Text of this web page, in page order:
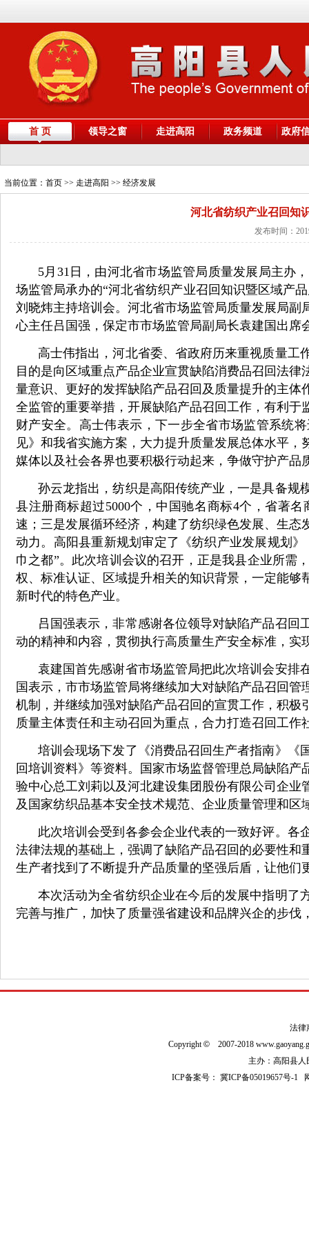
首 页 领导之窗 走进高阳 政务频道 政府
当前位置： 首页 >> 走进高阳 >> 经济发展
河北省纺织产业召回知
发布时间：
5月31日，由河北省市场监管局质量发展局主办
场监管局承办的“河北省纺织产业召回知识暨区域产
刘晓炜主持培训会。河北省市场监管局质量发展局
心主任吕国强，保定市市场监管局副局长袁建国出席
高士伟指出，河北省委、省政府历来重视质量工
目的是向区域重点产品企业宣贯缺陷消费品召回法
量意识、更好的发挥缺陷产品召回及质量提升的主
全监管的重要举措，开展缺陷产品召回工作，有利
财产安全。高士伟表示，下一步全省市场监管系统
见》和我省实施方案，大力提升质量发展总体水平
媒体以及社会各界也要积极行动起来，争做守护产
孙云龙指出，纺织是高阳传统产业，一是具备规
县注册商标超过5000个，中国驰名商标4个，省著
速；三是发展循环经济，构建了纺织绿色发展、生
动力。高阳县重新规划审定了《纺织产业发展规划
巾之都”。此次培训会议的召开，正是我县企业所需
权、标准认证、区域提升相关的知识背景，一定能
新时代的特色产业。
吕国强表示，非常感谢各位领导对缺陷产品召
动的精神和内容，贯彻执行高质量生产安全标准，
袁建国首先感谢省市场监管局把此次培训会安排
国表示，市市场监管局将继续加大对缺陷产品召回
机制，并继续加强对缺陷产品召回的宣贯工作，积
质量主体责任和主动召回为重点，合力打造召回工
培训会现场下发了《消费品召回生产者指南》《
回培训资料》等资料。国家市场监督管理总局缺陷
验中心总工刘莉以及河北建设集团股份有限公司企
及国家纺织品基本安全技术规范、企业质量管理和区
此次培训会受到各参会企业代表的一致好评。各
法律法规的基础上，强调了缺陷产品召回的必要性
生产者找到了不断提升产品质量的坚强后盾，让他们
本次活动为全省纺织企业在今后的发展中指明了
完善与推广，加快了质量强省建设和品牌兴企的步
法律
Copyright© 2007-2018
主办：高阳县人
ICP备案号：冀ICP备05019657号-1